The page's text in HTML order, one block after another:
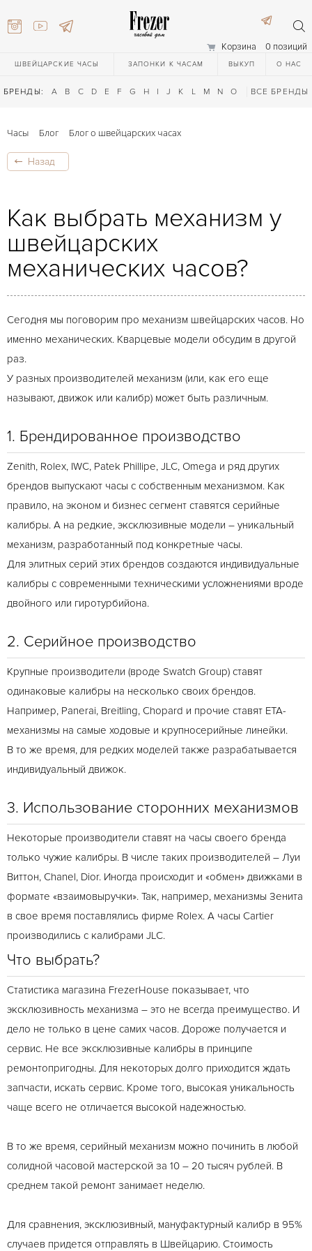
Корзина 0 позиций
ШВЕЙЦАРСКИЕ ЧАСЫ ЗАПОНКИ К ЧАСАМ ВЫКУП О НАС
БРЕНДЫ: A B C D E F G H I J K L M N O Q R S T
ВСЕ БРЕНДЫ
27-44
Часы Блог Блог о швейцарских часах
Назад
Как выбрать механизм у
швейцарских
механических часов?
Сегодня мы поговорим про механизм швейцарских часов. Но
именно механических. Кварцевые модели обсудим в другой
раз.
У разных производителей механизм (или, как его еще
называют, движок или калибр) может быть различным.
1. Брендированное производство
Zenith, Rolex, IWC, Patek Phillipe, JLC, Omega и ряд других
брендов выпускают часы с собственным механизмом. Как
правило, на эконом и бизнес сегмент ставятся серийные
калибры. А на редкие, эксклюзивные модели – уникальный
механизм, разработанный под конкретные часы.
Для элитных серий этих брендов создаются индивидуальные
калибры с современными техническими усложнениями вроде
двойного или гиротурбийона.
2. Серийное производство
Крупные производители (вроде Swatch Group) ставят
одинаковые калибры на несколько своих брендов.
Например, Panerai, Breitling, Chopard и прочие ставят ETA-
механизмы на самые ходовые и крупносерийные линейки.
В то же время, для редких моделей также разрабатывается
индивидуальный движок.
3. Использование сторонних механизмов
Некоторые производители ставят на часы своего бренда
только чужие калибры. В числе таких производителей – Луи
Виттон, Chanel, Dior. Иногда происходит и «обмен» движками в
формате «взаимовыручки». Так, например, механизмы Зенита
в свое время поставлялись фирме Rolex. А часы Cartier
производились с калибрами JLC.
Что выбрать?
Статистика магазина FrezerHouse показывает, что
эксклюзивность механизма – это не всегда преимущество. И
дело не только в цене самих часов. Дороже получается и
сервис. Не все эксклюзивные калибры в принципе
ремонтопригодны. Для некоторых долго приходится ждать
запчасти, искать сервис. Кроме того, высокая уникальность
чаще всего не отличается высокой надежностью.
В то же время, серийный механизм можно починить в любой
солидной часовой мастерской за 10 – 20 тысяч рублей. В
среднем такой ремонт занимает неделю.
Для сравнения, эксклюзивный, мануфактурный калибр в 95%
случаев придется отправлять в Швейцарию. Стоимость